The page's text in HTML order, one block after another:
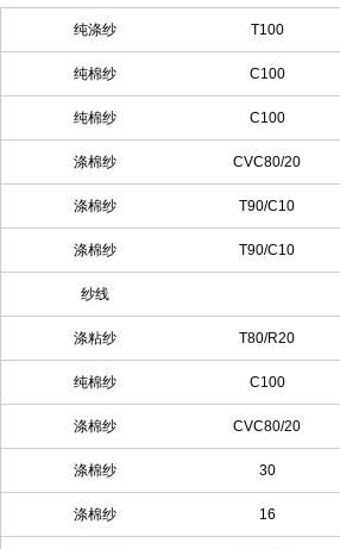
纯涤纱 T100
纯棉纱 C100
纯棉纱 C100
涤棉纱 CVC80/20
涤棉纱 T90/C10
涤棉纱 T90/C10
纱线
涤粘纱 T80/R20
纯棉纱 C100
涤棉纱 CVC80/20
涤棉纱 30
涤棉纱 16